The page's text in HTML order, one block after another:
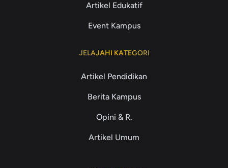
Artikel Edukatif
Event Kampus
JELAJAHI KATEGORI
Artikel Pendidikan
Berita Kampus
Opini & R.
Artikel Umum